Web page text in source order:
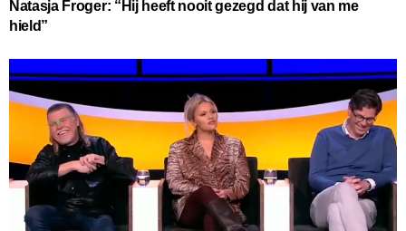
Natasja Froger: “Hij heeft nooit gezegd dat hij van me
hield”